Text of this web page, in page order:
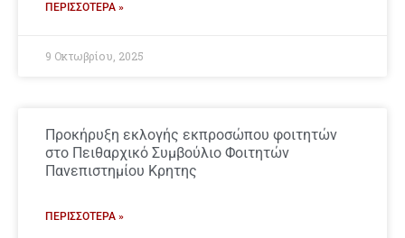
ΠΕΡΙΣΣΌΤΕΡΑ »
9 Οκτωβρίου, 2025
Προκήρυξη εκλογής εκπροσώπου φοιτητών
στο Πειθαρχικό Συμβούλιο Φοιτητών
Πανεπιστημίου Κρητης
ΠΕΡΙΣΣΌΤΕΡΑ »